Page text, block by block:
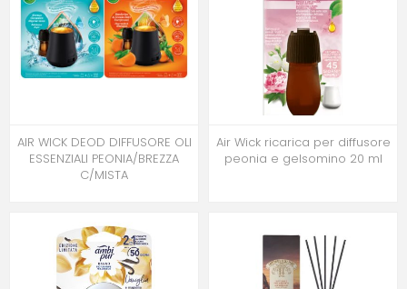
AIR WICK DEOD DIFFUSORE OLI
ESSENZIALI PEONIA/BREZZA
C/MISTA
Air Wick ricarica per diffusore
peonia e gelsomino 20 ml